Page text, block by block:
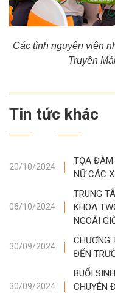
Các tình nguyện viên
Truyền
Tin tức khác
20/10/2024
TỌA ĐÀM
NỮ CÁC
06/10/2024
TRUNG
KHOA
NGOÀI
30/09/2024
CHƯƠNG
ĐẾN
30/09/2024
BUỔI
CHUYÊN